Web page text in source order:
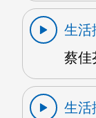
生活
蔡佳
生活